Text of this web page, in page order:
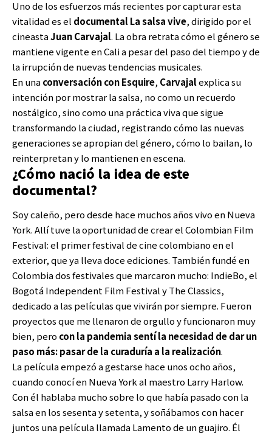
Uno de los esfuerzos más recientes por capturar esta
vitalidad es el documental La salsa vive, dirigido por el
cineastaJuan Carvajal. La obra retrata cómo el género se
mantiene vigente en Cali a pesar del paso del tiempo y de
la irrupción de nuevas tendencias musicales.
En unaconversación con Esquire, Carvajalexplica su
intención por mostrar la salsa, no como un recuerdo
nostálgico, sino como una práctica viva que sigue
transformando la ciudad, registrando cómo las nuevas
generaciones se apropian del género, cómo lo bailan, lo
reinterpretan y lo mantienen en escena.
¿Cómo nació la idea de este
documental?
Soy caleño, pero desde hace muchos años vivo en Nueva
York. Allí tuve la oportunidad de crear el Colombian Film
Festival: el primer festival de cine colombiano en el
exterior, que ya lleva doce ediciones. También fundé en
Colombia dos festivales que marcaron mucho: IndieBo, el
Bogotá Independent Film Festival y The Classics,
dedicado a las películas que vivirán por siempre. Fueron
proyectos que me llenaron de orgullo y funcionaron muy
bien, pero con la pandemia sentí la necesidad de dar un
paso más: pasar de la curaduría a la realización.
La película empezó a gestarse hace unos ocho años,
cuando conocí en Nueva York al maestro Larry Harlow.
Con él hablaba mucho sobre lo que había pasado con la
salsa en los sesenta y setenta, y soñábamos con hacer
juntos una película llamada Lamento de un guajiro. Él